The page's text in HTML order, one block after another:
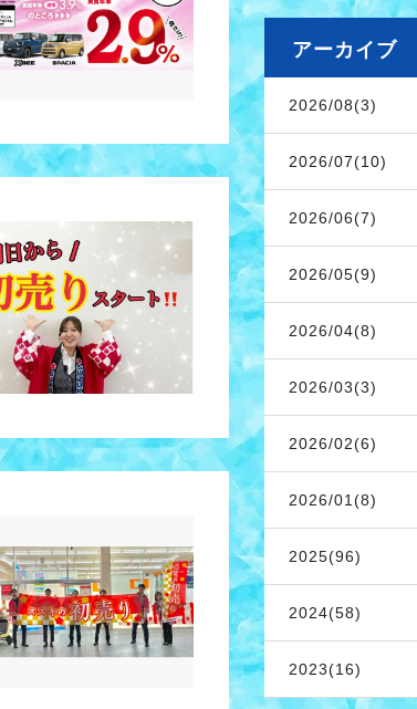
アーカイブ
2026/08(3)
2026/07(10)
2026/06(7)
2026/05(9)
2026/04(8)
2026/03(3)
2026/02(6)
2026/01(8)
2025(96)
2024(58)
2023(16)